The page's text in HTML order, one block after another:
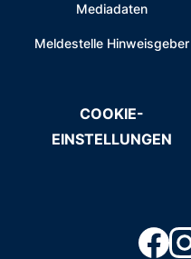
Mediadaten
Meldestelle Hinweisgeber
COOKIE-
EINSTELLUNGEN